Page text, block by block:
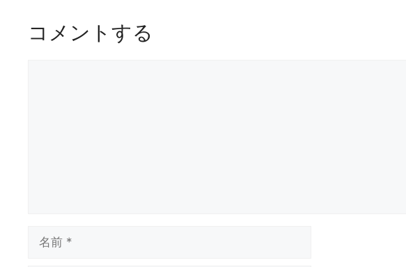
コメントする